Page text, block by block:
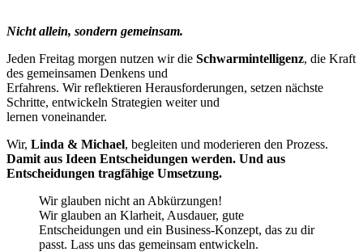
Nicht allein, sondern gemeinsam.
Jeden Freitag morgen nutzen wir die Schwarmintelligenz, die Kraft
des gemeinsamen Denkens und
Erfahrens. Wir reflektieren Herausforderungen, setzen nächste
Schritte, entwickeln Strategien weiter und
lernen voneinander.
Wir, Linda & Michael, begleiten und moderieren den Prozess.
Damit aus Ideen Entscheidungen werden. Und aus
Entscheidungen tragfähige Umsetzung.
Wir glauben nicht an Abkürzungen!
Wir glauben an Klarheit, Ausdauer, gute
Entscheidungen und ein Business-Konzept, das zu dir
passt. Lass uns das gemeinsam entwickeln.